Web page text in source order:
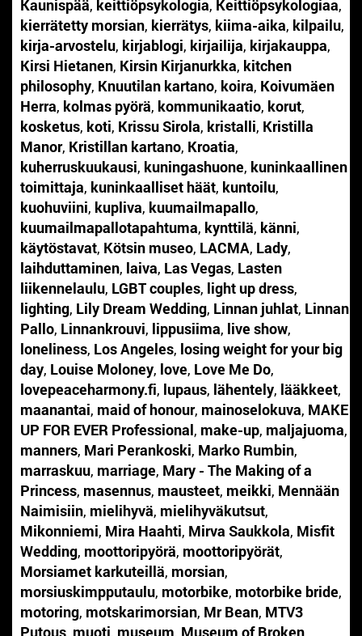
Kaunispää, keittiöpsykologia, Keittiöpsykologiaa,
kierrätetty morsian, kierrätys, kiima-aika, kilpailu,
kirja-arvostelu, kirjablogi, kirjailija, kirjakauppa,
Kirsi Hietanen, Kirsin Kirjanurkka, kitchen
philosophy, Knuutilan kartano, koira, Koivumäen
Herra, kolmas pyörä, kommunikaatio, korut,
kosketus, koti, Krissu Sirola, kristalli, Kristilla
Manor, Kristillan kartano, Kroatia,
kuherruskuukausi, kuningashuone, kuninkaallinen
toimittaja, kuninkaalliset häät, kuntoilu,
kuohuviini, kupliva, kuumailmapallo,
kuumailmapallotapahtuma, kynttilä, känni,
käytöstavat, Kötsin museo, LACMA, Lady,
laihduttaminen, laiva, Las Vegas, Lasten
liikennelaulu, LGBT couples, light up dress,
lighting, Lily Dream Wedding, Linnan juhlat, Linnan
Pallo, Linnankrouvi, lippusiima, live show,
loneliness, Los Angeles, losing weight for your big
day, Louise Moloney, love, Love Me Do,
lovepeaceharmony.fi, lupaus, lähentely, lääkkeet,
maanantai, maid of honour, mainoselokuva, MAKE
UP FOR EVER Professional, make-up, maljajuoma,
manners, Mari Perankoski, Marko Rumbin,
marraskuu, marriage, Mary - The Making of a
Princess, masennus, mausteet, meikki, Mennään
Naimisiin, mielihyvä, mielihyväkutsut,
Mikonniemi, Mira Haahti, Mirva Saukkola, Misfit
Wedding, moottoripyörä, moottoripyörät,
Morsiamet karkuteillä, morsian,
morsiuskimpputaulu, motorbike, motorbike bride,
motoring, motskarimorsian, Mr Bean, MTV3
Putous, muoti, museum, Museum of Broken